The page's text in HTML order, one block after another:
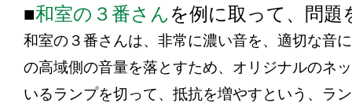
■和室の３番さんを例に取って、問題
和室の３番さんは、非常に濃い音を、適切な音
の高域側の音量を落とすため、オリジナルのネ
いるランプを切って、抵抗を増やすという、ラ